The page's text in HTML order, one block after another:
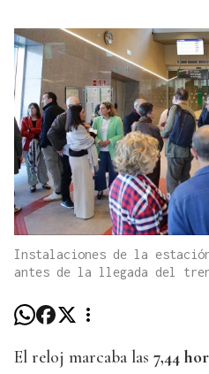
Instalaciones de la
antes de la llegada del
El reloj marcaba las 7,44